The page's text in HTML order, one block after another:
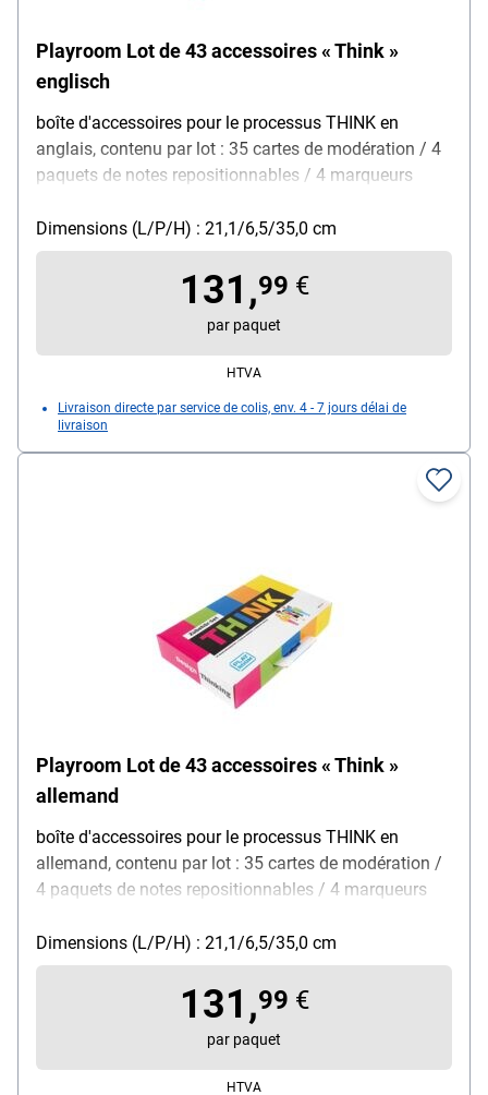
Playroom Lot de 43 accessoires « Think »
englisch
boîte d'accessoires pour le processus THINK en
anglais, contenu par lot : 35 cartes de modération / 4
paquets de notes repositionnables / 4 marqueurs
de la boîte (L/P/H) : 211 / 65 / 350 mm, contenu de la
livraison : 1x lot d'accessoires « Think » 43 pièces
dans une boîte en carton
Dimensions (L/P/H) : 21,1/6,5/35,0 cm
131,99 €
par paquet
HTVA
Livraison directe par service de colis, env. 4 - 7 jours délai de
livraison
Playroom Lot de 43 accessoires « Think »
allemand
boîte d'accessoires pour le processus THINK en
allemand, contenu par lot : 35 cartes de modération /
4 paquets de notes repositionnables / 4 marqueurs
de la boîte (L/P/H) : 211 / 65 / 350 mm, contenu de la
livraison : 1x lot d'accessoires « Think » 43 pièces
dans une boîte en carton
Dimensions (L/P/H) : 21,1/6,5/35,0 cm
131,99 €
par paquet
HTVA